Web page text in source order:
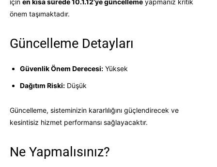
önem taşımaktadır.
Güncelleme Detayları
Güvenlik Önem Derecesi: Yüksek
Dağıtım Riski: Düşük
Güncelleme, sisteminizin kararlılığını güçlendirecek ve
kesintisiz hizmet performansı sağlayacaktır.
Ne Yapmalısınız?